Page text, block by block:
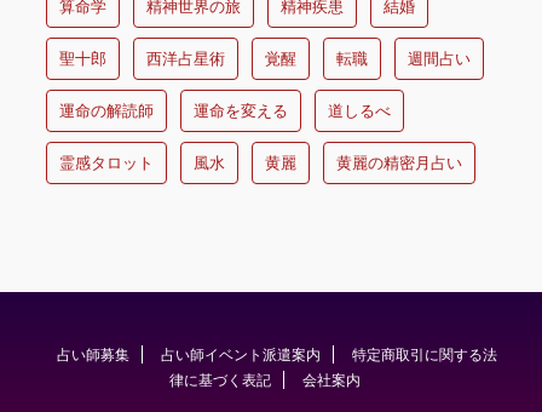
算命学 精神世界の旅 精神疾患 結婚
聖十郎 西洋占星術 覚醒 転職 週間占い
運命の解読師 運命を変える 道しるべ
霊感タロット 風水 黄麗 黄麗の精密月占い
占い師募集 占い師イベント派遣案内
特定商取引に関する法
律に基づく表記
会社案内